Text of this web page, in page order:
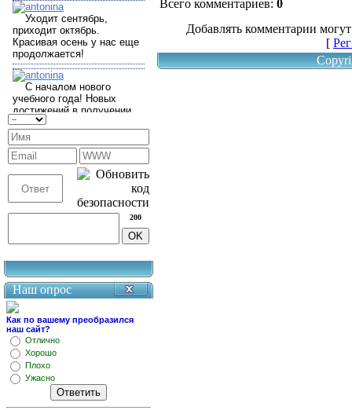
200
Наш опрос
Как по вашему преобразился
наш сайт?
Отлично
Хорошо
Плохо
Ужасно
Всего комментариев: 0
Добавлять комментарии
[